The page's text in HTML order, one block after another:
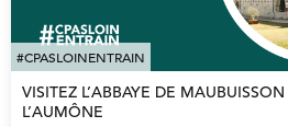
#CPASLOINENTRAIN
VISITEZ L’ABBAYE DE
L’AUMÔNE